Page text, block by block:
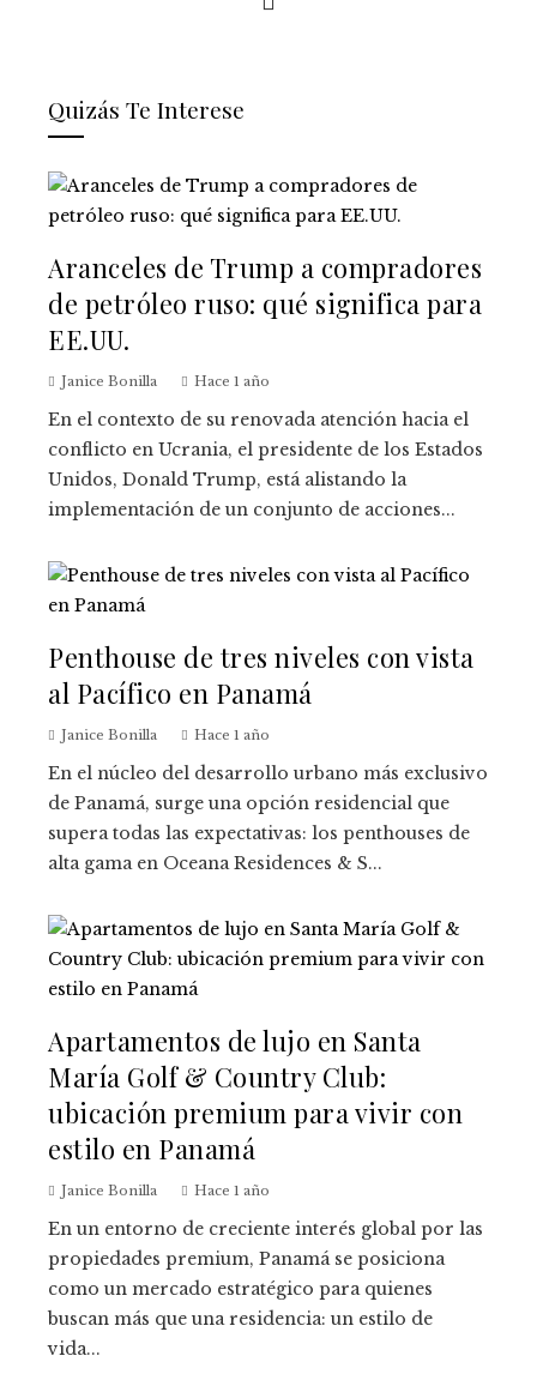
Quizás Te Interese
Aranceles de Trump a compradores
de petróleo ruso: qué significa para
EE.UU.
Janice Bonilla Hace 1 año
En el contexto de su renovada atención hacia el
conflicto en Ucrania, el presidente de los Estados
Unidos, Donald Trump, está alistando la
implementación de un conjunto de acciones...
Penthouse de tres niveles con vista
al Pacífico en Panamá
Janice Bonilla Hace 1 año
En el núcleo del desarrollo urbano más exclusivo
de Panamá, surge una opción residencial que
supera todas las expectativas: los penthouses de
alta gama en Oceana Residences & S...
Apartamentos de lujo en Santa
María Golf & Country Club:
ubicación premium para vivir con
estilo en Panamá
Janice Bonilla Hace 1 año
En un entorno de creciente interés global por las
propiedades premium, Panamá se posiciona
como un mercado estratégico para quienes
buscan más que una residencia: un estilo de
vida...